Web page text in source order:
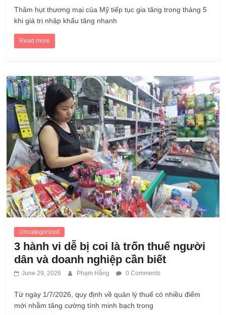
Thâm hụt thương mại của Mỹ tiếp tục gia tăng trong tháng 5
khi giá trị nhập khẩu tăng nhanh
Read more
Uncategorized
3 hành vi dễ bị coi là trốn thuế người
dân và doanh nghiệp cần biết
June 29, 2026 Phạm Hằng 0 Comments
Từ ngày 1/7/2026, quy định về quản lý thuế có nhiều điểm
mới nhằm tăng cường tính minh bạch trong